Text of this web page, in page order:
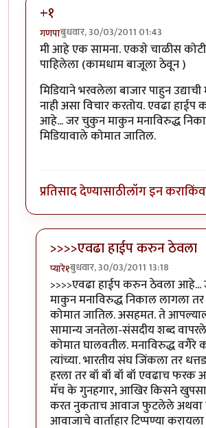
+१
गणपाबुधवार, 30/03/2011 01:43
मी आहे एक सामना. एकशे चाळीस
पाहिलेला (कामधाम बाजूला ठेवून )
मिडियाने भरवलेला बाजार पाहुन
नाही असा विचार करतोय. एवढा
आहे... जर चुकुन माकुन मनाविरुद्ध
मिडियावाले कोमात जातिल.
प्रतिसाद देण्यासाठीलॉग इन करा
>>>>एवढा हाईप करुन ठेवला
प्यारे१बुधवार, 30/03/2011 13:18
In reply to+१byगणपा
>>>>एवढा हाईप करुन ठेवला
माकुन मनाविरुद्ध निकाल लागला तर
कोमात जातिल. असहमत. ते
सामान्य जनतेला-संसदीय शब्द
कोमात घालवतील. मनाविरुद्ध वगैरे
त्यांच्या. भारतीय संघ जिंकला तर
हरला तर बॉ बॉ बॉ बॉ एवढाच
मॅच के गुनहगार, आखिर किसने
करत नुकताच आवाज फुटलेले अथवा
आवाजाचे वार्ताहार टिप्पण्या